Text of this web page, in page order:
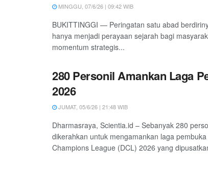
MINGGU, 07/6/26 | 09:42 WIB
BUKITTINGGI — Peringatan satu abad
hanya menjadi perayaan sejarah bagi
momentum strategis...
280 Personil Amankan Laga
2026
JUMAT, 05/6/26 | 21:48 WIB
Dharmasraya, Scientia.id – Sebanyak 280
dikerahkan untuk mengamankan laga
Champions League (DCL) 2026 yang